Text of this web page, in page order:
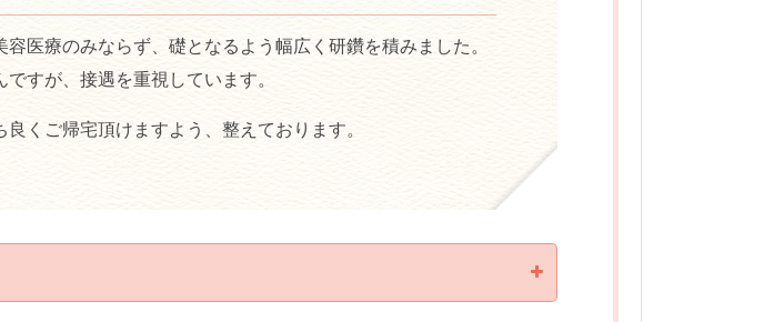
医療のみならず、礎となるよう幅広く研鑽を積みました。
すが、接遇を重視しています。
くご帰宅頂けますよう、整えております。